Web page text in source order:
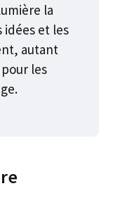
la
idées et les
autant
les